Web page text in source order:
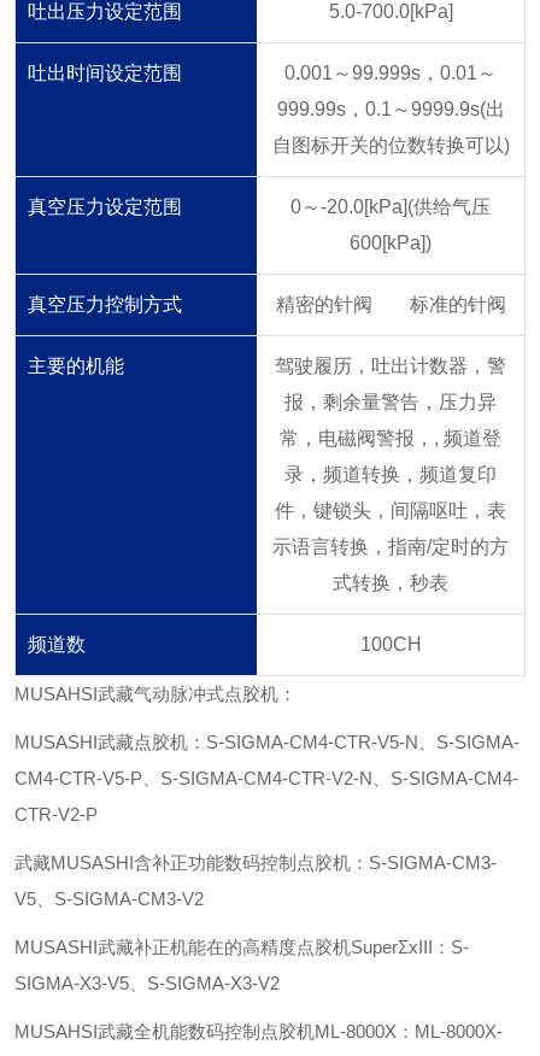
吐出压力设定范围 5.0-700.0[kPa]
吐出时间设定范围
0.001～99.999s，0.01～
999.99s，0.1～9999.9s(出
自图标开关的位数转换可以)
真空压力设定范围
0～-20.0[kPa](供给气压
600[kPa])
真空压力控制方式 精密的针阀 标准的针阀
主要的机能
驾驶履历，吐出计数器，警
报，剩余量警告，压力异
常，电磁阀警报， , 频道登
录，频道转换，频道复印
件，键锁头， 间隔呕吐，表
示语言转换，指南/定时的方
式转换， 秒表
频道数 100CH
MUSAHSI武藏气动脉冲式点胶机：
MUSASHI武藏点胶机：S-SIGMA-CM4-CTR-V5-N、S-SIGMA-
CM4-CTR-V5-P、S-SIGMA-CM4-CTR-V2-N、S-SIGMA-CM4-
CTR-V2-P
武藏MUSASHI含补正功能数码控制点胶机：S-SIGMA-CM3-
V5、S-SIGMA-CM3-V2
MUSASHI武藏补正机能在的高精度点胶机SuperΣxIII：S-
SIGMA-X3-V5、S-SIGMA-X3-V2
MUSAHSI武藏全机能数码控制点胶机ML-8000X：ML-8000X-